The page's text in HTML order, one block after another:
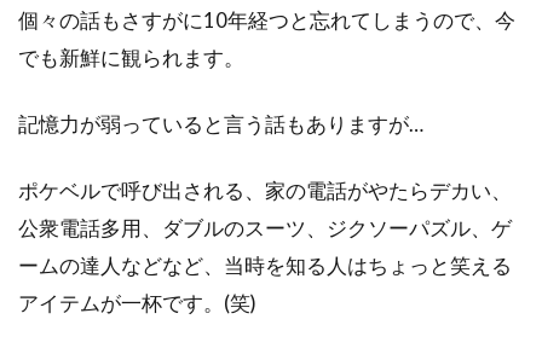
個々の話もさすがに10年経つと忘れてしまうので、今
でも新鮮に観られます。
記憶力が弱っていると言う話もありますが…
ポケベルで呼び出される、家の電話がやたらデカい、
公衆電話多用、ダブルのスーツ、ジクソーパズル、ゲ
ームの達人などなど、当時を知る人はちょっと笑える
アイテムが一杯です。(笑)